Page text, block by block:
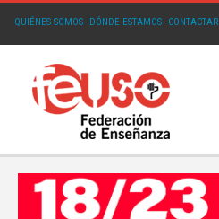
QUIÉNES SOMOS· DÓNDE ESTAMOS· CONTACTAR